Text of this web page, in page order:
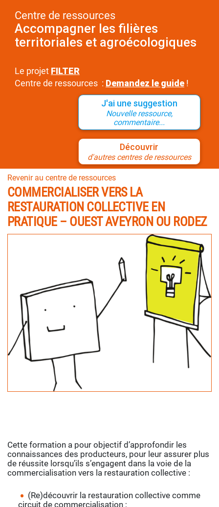
Centre de ressources
Accompagner les filières
territoriales et agroécologiques
Le projet FILTER
Centre de ressources : Demandez le guide !
J'ai une suggestion
Nouvelle ressource,
commentaire...
Découvrir
d'autres centres de ressources
Revenir au centre de ressources
COMMERCIALISER VERS LA
RESTAURATION COLLECTIVE EN
PRATIQUE – OUEST AVEYRON OU RODEZ
Cette formation a pour objectif d’approfondir les
connaissances des producteurs, pour leur assurer plus
de réussite lorsqu’ils s’engagent dans la voie de la
commercialisation vers la restauration collective :
(Re)découvrir la restauration collective comme
circuit de commercialisation ;